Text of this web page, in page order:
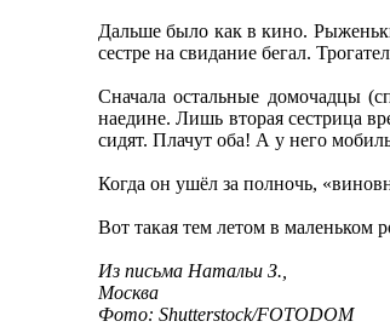
Дальше было как в кино.
сестре на свидание бегал.
Сначала остальные домочадцы
наедине. Лишь вторая сестрица
сидят. Плачут оба! А у него
Когда он ушёл за полночь,
Вот такая тем летом в маленьком
Из письма Натальи З.,
Москва
Фото: Shutterstock/FOTODOM